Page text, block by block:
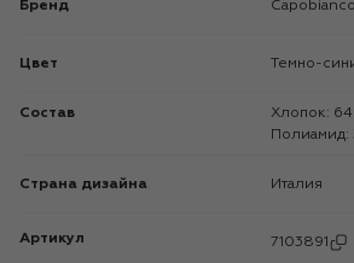
Бренд Capobianco
Цвет Темно-
Состав
Хлопок: 64%; Лен: 33%;
Полиамид:
Страна дизайна Италия
Артикул 7103891